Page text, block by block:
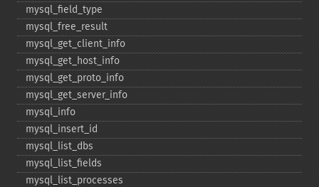
mysql_​field_​type
mysql_​free_​result
mysql_​get_​client_​info
mysql_​get_​host_​info
mysql_​get_​proto_​info
mysql_​get_​server_​info
mysql_​info
mysql_​insert_​id
mysql_​list_​dbs
mysql_​list_​fields
mysql_​list_​processes